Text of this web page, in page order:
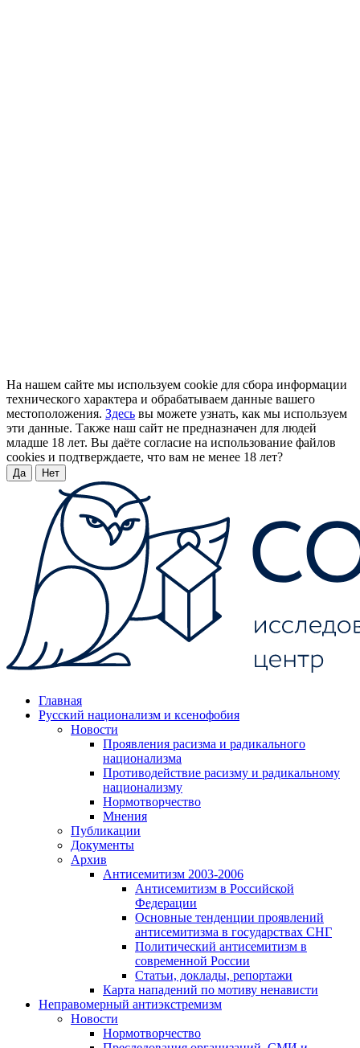
На нашем сайте мы используем cookie для сбора информации
технического характера и обрабатываем данные вашего
местоположения. Здесь вы можете узнать, как мы используем
эти данные. Также наш сайт не предназначен для людей
младше 18 лет. Вы даёте согласие на использование файлов
cookies и подтверждаете, что вам не менее 18 лет?
Да Нет
Главная
Русский национализм и ксенофобия
Новости
Проявления расизма и радикального
национализма
Противодействие расизму и радикальному
национализму
Нормотворчество
Мнения
Публикации
Документы
Архив
Антисемитизм 2003-2006
Антисемитизм в Российской
Федерации
Основные тенденции проявлений
антисемитизма в государствах СНГ
Политический антисемитизм в
современной России
Статьи, доклады, репортажи
Карта нападений по мотиву ненависти
Неправомерный антиэкстремизм
Новости
Нормотворчество